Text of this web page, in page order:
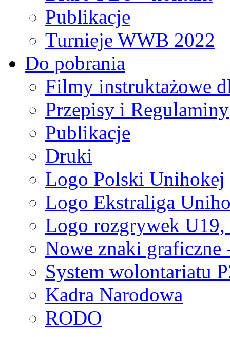
Publikacje
Turnieje WWB 2022
Do pobrania
Filmy instruktażowe
Przepisy i Regulaminy
Publikacje
Druki
Logo Polski Unihokej
Logo Ekstraliga
Logo rozgrywek
Nowe znaki graficzne
System wolontariatu
Kadra Narodowa
RODO